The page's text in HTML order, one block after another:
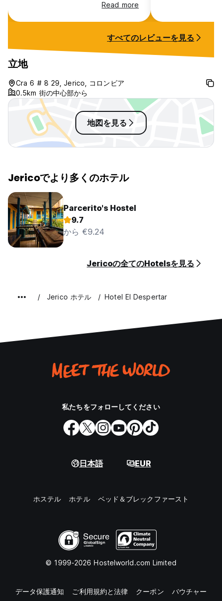
huge and included a toilet room,
huge shower, ottoman and
liked the view of the hills from the
bed! The breakfast was excellent.
Oscar the manager called taxis for
us and even arranged a ride for
us to Medellin. We knew very little
Spanish so appreciated everyone
going the extra mile for us.
Read more
すべてのレビューを見る
立地
Cra 6 # 8 29, Jerico, コロンビア
0.5km 街の中心部から
地図を見る
Jericoでより多くのホテル
Parcerito's Hostel
9.7
から €9.24
Jericoの全てのHotelsを見る
Jerico ホテル Hotel El Despertar
私たちをフォローしてください
日本語 EUR
ホステル ホテル ベッド＆ブレックファースト
© 1999-2026 Hostelworld.com Limited
データ保護通知 ご利用規約と法律 クーポン バウチャー